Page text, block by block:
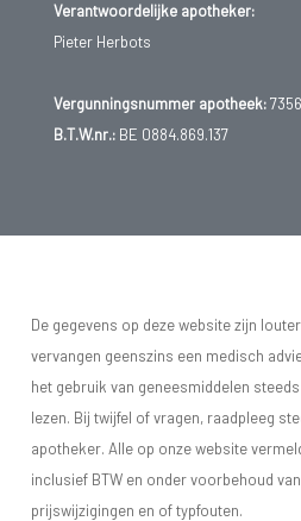
Verantwoordelijke apotheker:
Pieter Herbots
Vergunningsnummer apotheek:
B.T.W.nr.:BE 0884.869.137
De gegevens op deze website zijn
vervangen geenszins een medisch
het gebruik van geneesmiddelen
lezen. Bij twijfel of vragen, raadpleeg
apotheker. Alle op onze website
inclusief BTW en onder voorbehoud van
prijswijzigingen en of typfouten.